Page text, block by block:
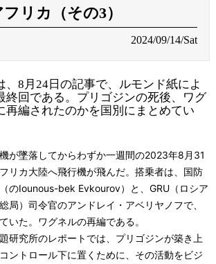
リカ（その3）
2024/09/14/Sat
、8月24日の記事で、ルモンド紙によ
終回である。プリゴジンの死後、ワグ
再編されたのかを国別にまとめてい
が墜落してからわずか一週間の2023年8月31
リカ大陸へ飛行機が飛んだ。搭乗者は、国防
のIounous-bek Evkourov）と、GRU（ロシア
局）司令官のアンドレイ・アベリヤノフで、
いた。ワグネルの再編である。
研究所のレポートでは、プリゴジンが築き上
ントロール下に置くために、その活動をビジ